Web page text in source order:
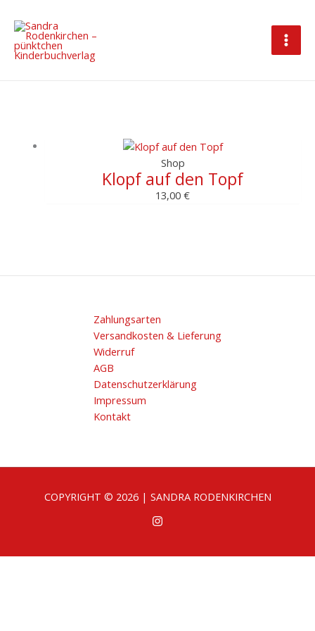
Inhalt
springen
Shop
Klopf auf den Topf
13,00€
Zahlungsarten
Versandkosten & Lieferung
Widerruf
AGB
Datenschutzerklärung
Impressum
Kontakt
COPYRIGHT © 2026 | SANDRA RODENKIRCHEN